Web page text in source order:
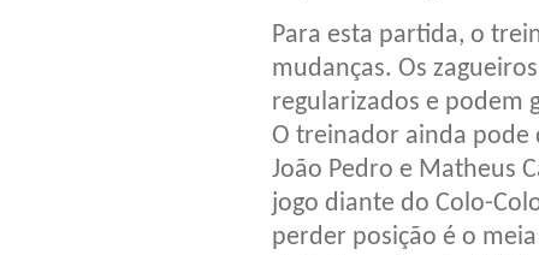
Para esta partida, o
mudanças. Os
regularizados e podem
O treinador ainda pode
João Pedro e Matheus
jogo diante do Colo-
perder posição é o